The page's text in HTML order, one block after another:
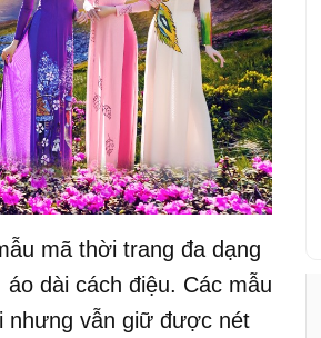
mã thời trang đa dạng
dài cách điệu. Các mẫu
nhưng vẫn giữ được nét